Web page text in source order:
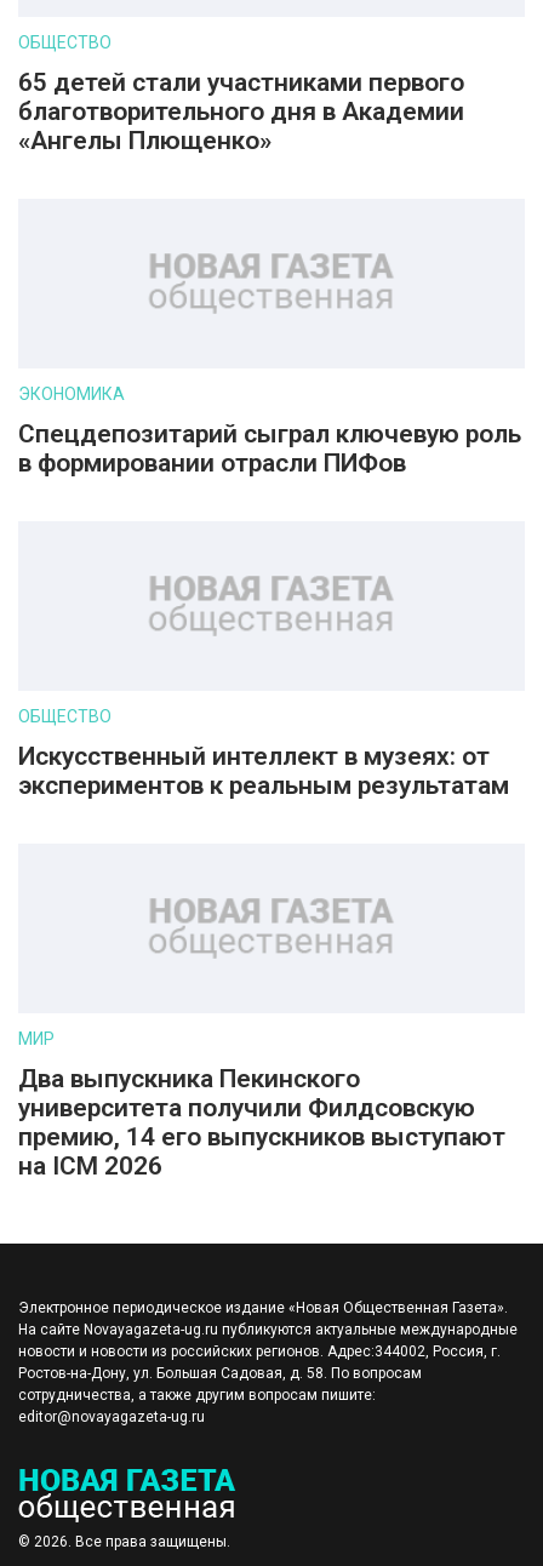
ОБЩЕСТВО
65 детей стали участниками первого
благотворительного дня в Академии
«Ангелы Плющенко»
ЭКОНОМИКА
Спецдепозитарий сыграл ключевую роль
в формировании отрасли ПИФов
ОБЩЕСТВО
Искусственный интеллект в музеях: от
экспериментов к реальным результатам
МИР
Два выпускника Пекинского
университета получили Филдсовскую
премию, 14 его выпускников выступают
на ICM 2026
Электронное периодическое издание «Новая Общественная Газета».
На сайте Novayagazeta-ug.ru публикуются актуальные международные
новости и новости из российских регионов. Адрес:344002, Россия, г.
Ростов-на-Дону, ул. Большая Садовая, д. 58. По вопросам
сотрудничества, а также другим вопросам пишите:
editor@novayagazeta-ug.ru
© 2026. Все права защищены.